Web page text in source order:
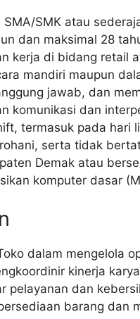
SMK atau
dan maksimal 28
kerja di bidang retail
mandiri maupun
jawab, dan
komunikasi dan
termasuk pada hari
serta tidak
Demak atau
komputer dasar
dalam mengelola
kinerja
pelayanan dan
barang dan